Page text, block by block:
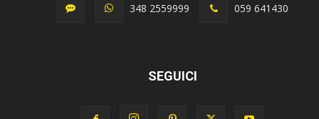
348 2559999 059 641430
SEGUICI